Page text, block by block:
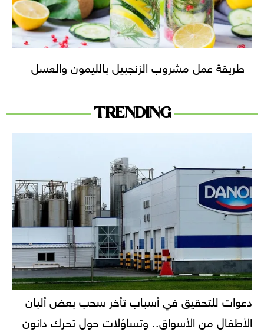
طريقة عمل مشروب الزنجبيل بالليمون والعسل
TRENDING
دعوات للتحقيق في أسباب تأخر سحب بعض ألبان
الأطفال من الأسواق.. وتساؤلات حول تحرك دانون